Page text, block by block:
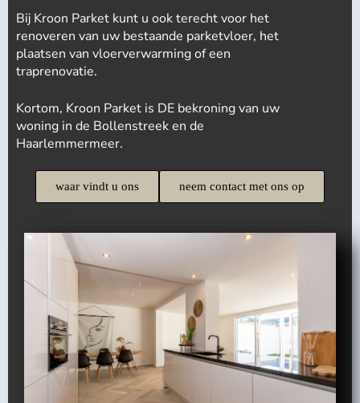
Bij Kroon Parket kunt u ook terecht voor het
renoveren van uw bestaande parketvloer, het
plaatsen van vloerverwarming of een
traprenovatie.
Kortom, Kroon Parket is DE bekroning van uw
woning in de Bollenstreek en de
Haarlemmermeer.
waar vindt u ons neem contact met ons op